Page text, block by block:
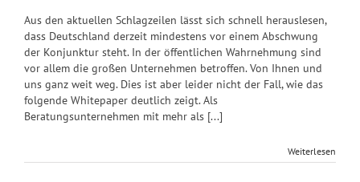
Aus den aktuellen Schlagzeilen lässt sich schnell herauslesen,
dass Deutschland derzeit mindestens vor einem Abschwung
der Konjunktur steht. In der öffentlichen Wahrnehmung sind
vor allem die großen Unternehmen betroffen. Von Ihnen und
uns ganz weit weg. Dies ist aber leider nicht der Fall, wie das
folgende Whitepaper deutlich zeigt. Als
Beratungsunternehmen mit mehr als [...]
Weiterlesen